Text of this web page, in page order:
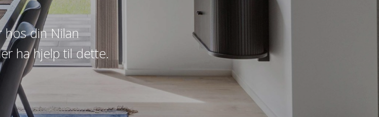
hos din Nilan
ha hjelp til dette.